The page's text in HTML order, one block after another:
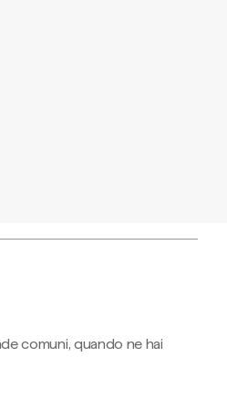
comuni, quando ne hai